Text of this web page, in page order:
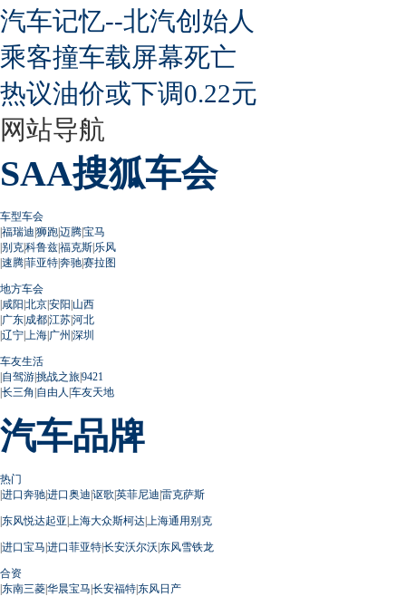
汽车记忆--北汽创始人
乘客撞车载屏幕死亡
热议油价或下调0.22元
网站导航
SAA搜狐车会
车型车会
|福瑞迪|狮跑|迈腾|宝马
|别克|科鲁兹|福克斯|乐风
|速腾|菲亚特|奔驰|赛拉图
地方车会
|咸阳|北京|安阳|山西
|广东|成都|江苏|河北
|辽宁| 上海|广州 |深圳
车友生活
|自驾游|挑战之旅|9421
|长三角 |自由人 |车友天地
汽车品牌
热门
|进口奔驰|进口奥迪|讴歌|英菲尼迪|雷克萨斯
|东风悦达起亚| 上海大众斯柯达| 上海通用别克
|进口宝马|进口菲亚特|长安沃尔沃|东风雪铁龙
合资
|东南三菱|华晨宝马|长安福特|东风日产